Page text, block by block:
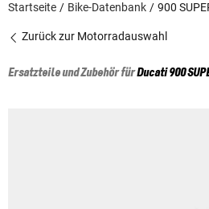
Startseite Bike-Datenbank 900
Zurück zur Motorradauswahl
Ersatzteile und Zubehör fürDucati900